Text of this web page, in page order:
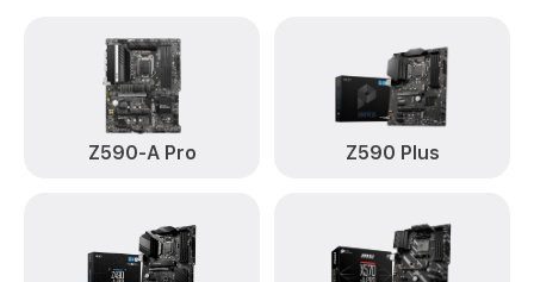
Z590-A Pro Z590 Plus